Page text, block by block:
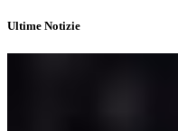
Ultime Notizie